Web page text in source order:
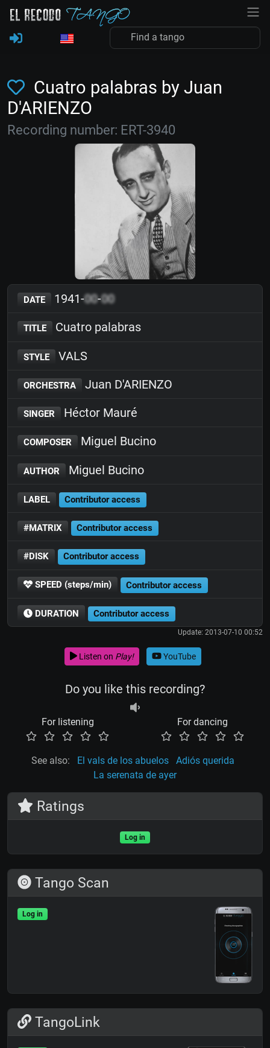
Cuatro palabras by Juan
D'ARIENZO
Recording number: ERT-3940
DATE 1941-00-00
TITLE Cuatro palabras
STYLE VALS
ORCHESTRA Juan D'ARIENZO
SINGER Héctor Mauré
COMPOSER Miguel Bucino
AUTHOR Miguel Bucino
LABEL Contributor access
#MATRIX Contributor access
#DISK Contributor access
SPEED (steps/min) Contributor access
DURATION Contributor access
Update: 2013-07-10 00:52
Listen on Play! YouTube
Do you like this recording?
For listening For dancing
See also: El vals de los abuelos
Adiós querida
La serenata de ayer
Ratings
Log in
Tango Scan
Log in
TangoLink